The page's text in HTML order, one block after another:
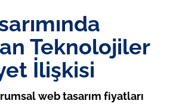
Teknolojiler
İlişkisi
web tasarım fiyatları